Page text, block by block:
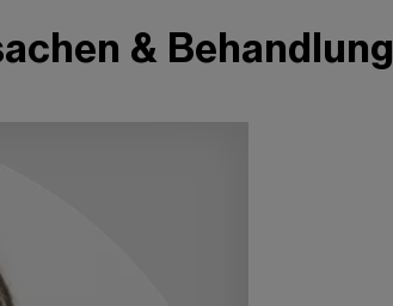
& Behandlung